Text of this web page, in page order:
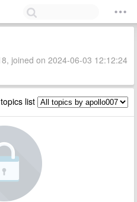
joined on 2024-06-03 12:12:24
list